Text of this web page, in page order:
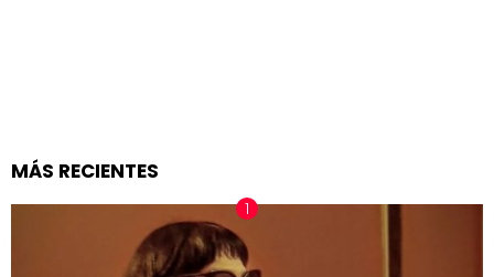
MÁS RECIENTES